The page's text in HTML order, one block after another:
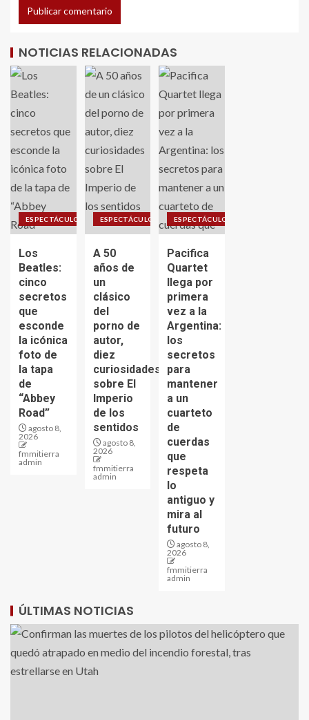
NOTICIAS RELACIONADAS
ESPECTÁCULO
Los
Beatles:
cinco
secretos
que
esconde
la icónica
foto de
la tapa
de
“Abbey
Road”
agosto 8,
2026
fmmitierra
admin
ESPECTÁCULO
A 50
años de
un
clásico
del
porno de
autor,
diez
curiosidades
sobre El
Imperio
de los
sentidos
agosto 8,
2026
fmmitierra
admin
ESPECTÁCULO
Pacifica
Quartet
llega por
primera
vez a la
Argentina:
los
secretos
para
mantener
a un
cuarteto
de
cuerdas
que
respeta
lo
antiguo y
mira al
futuro
agosto 8,
2026
fmmitierra
admin
ÚLTIMAS NOTICIAS